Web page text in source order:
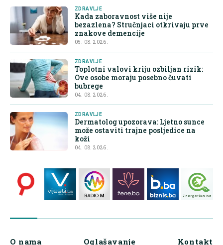
ZDRAVLJE
Kada zaboravnost više nije
bezazlena? Stručnjaci otkrivaju prve
znakove demencije
05. 08. 2026.
ZDRAVLJE
Toplotni valovi kriju ozbiljan rizik:
Ove osobe moraju posebno čuvati
bubrege
04. 08. 2026.
ZDRAVLJE
Dermatolog upozorava: Ljetno sunce
može ostaviti trajne posljedice na
koži
04. 08. 2026.
O nama Oglašavanje Kontakt